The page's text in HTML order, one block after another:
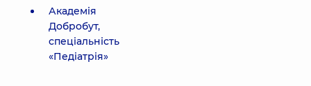
Академія
Добробут,
спеціальність
«Педіатрія»